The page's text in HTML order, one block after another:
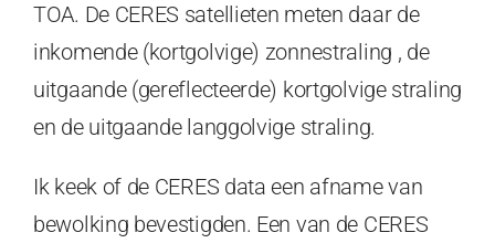
TOA. De CERES satellieten meten daar de
inkomende (kortgolvige) zonnestraling , de
uitgaande (gereflecteerde) kortgolvige straling
en de uitgaande langgolvige straling.
Ik keek of de CERES data een afname van
bewolking bevestigden. Een van de CERES